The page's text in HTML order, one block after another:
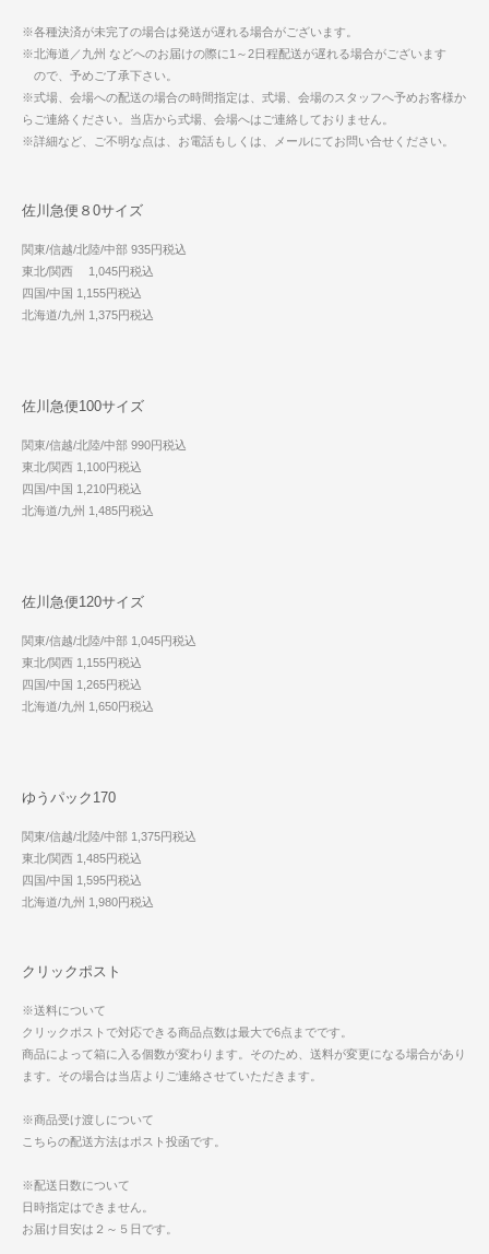
※各種決済が未完了の場合は発送が遅れる場合がございます。
※北海道／九州 などへのお届けの際に1～2日程配送が遅れる場合がございます
ので、予めご了承下さい。
※式場、会場への配送の場合の時間指定は、式場、会場のスタッフへ予めお客様か
らご連絡ください。当店から式場、会場へはご連絡しておりません。
※詳細など、ご不明な点は、お電話もしくは、メールにてお問い合せください。
佐川急便８0サイズ
関東/信越/北陸/中部 935円税込
東北/関西 1,045円税込
四国/中国 1,155円税込
北海道/九州 1,375円税込
佐川急便100サイズ
関東/信越/北陸/中部 990円税込
東北/関西 1,100円税込
四国/中国 1,210円税込
北海道/九州 1,485円税込
佐川急便120サイズ
関東/信越/北陸/中部 1,045円税込
東北/関西 1,155円税込
四国/中国 1,265円税込
北海道/九州 1,650円税込
ゆうパック170
関東/信越/北陸/中部 1,375円税込
東北/関西 1,485円税込
四国/中国 1,595円税込
北海道/九州 1,980円税込
クリックポスト
※送料について
クリックポストで対応できる商品点数は最大で6点までです。
商品によって箱に入る個数が変わります。そのため、送料が変更になる場合があり
ます。その場合は当店よりご連絡させていただきます。
※商品受け渡しについて
こちらの配送方法はポスト投函です。
※配送日数について
日時指定はできません。
お届け目安は２～５日です。